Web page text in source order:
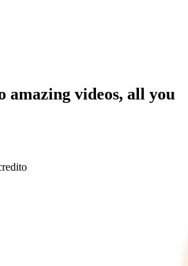
amazing videos, all you